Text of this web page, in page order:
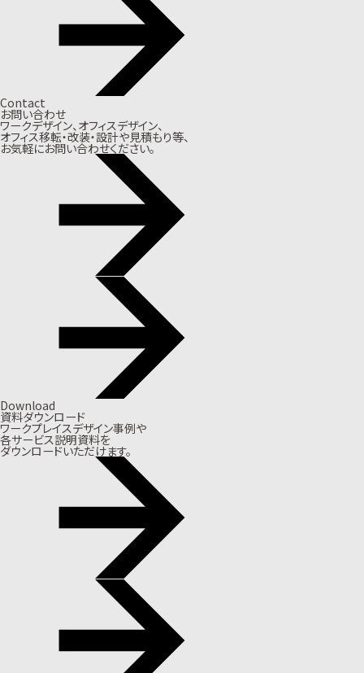
Contact
お問い合わせ
ワークデザイン、オフィスデザイン、
オフィス移転・改装・設計や見積もり等、
お気軽にお問い合わせください。
Download
資料ダウンロード
ワークプレイスデザイン事例や
各サービス説明資料を
ダウンロードいただけます。